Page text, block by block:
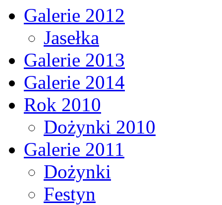
Galerie 2012
Jasełka
Galerie 2013
Galerie 2014
Rok 2010
Dożynki 2010
Galerie 2011
Dożynki
Festyn